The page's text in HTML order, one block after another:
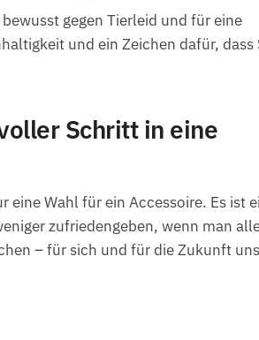
gegen Tierleid und für eine
und ein Zeichen dafür, dass
Schritt in eine
eine Wahl für ein Accessoire. Es ist
zufriedengeben, wenn man
– für sich und für die Zukunft